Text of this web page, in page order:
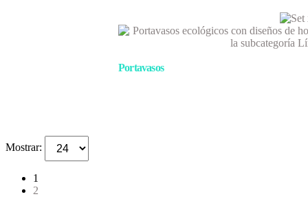
Portavasos
Mostrar:
1
2